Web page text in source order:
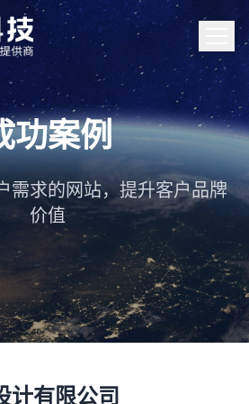
功案例
需求的网站，提升客户品牌
价值
计有限公司